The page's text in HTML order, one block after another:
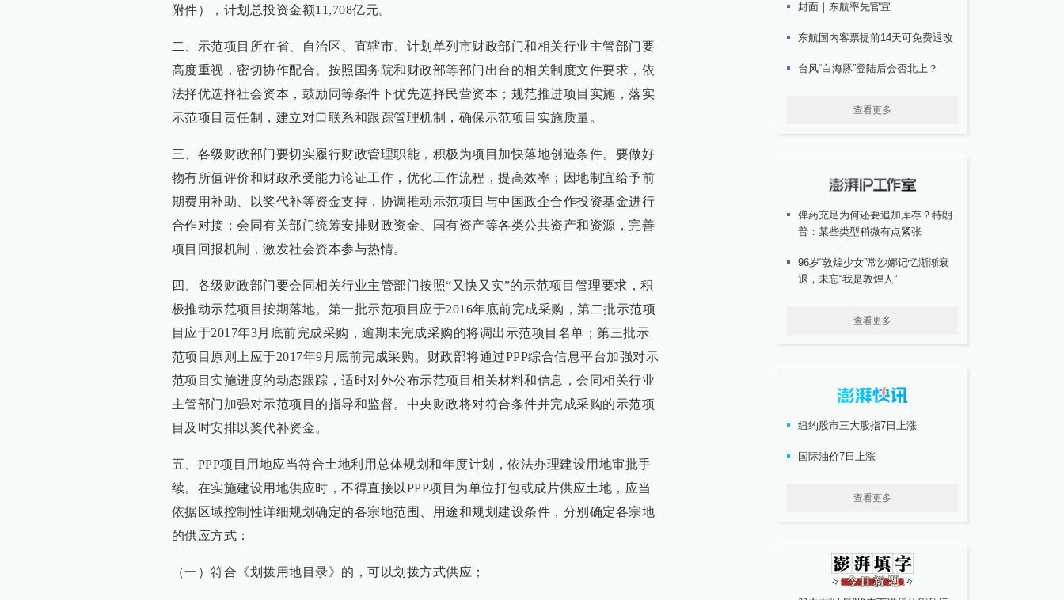
附件），计划总投资金额11,708亿元。
二、示范项目所在省、自治区、直辖市、计划单列市财政部门和相关行业主管部门要
高度重视，密切协作配合。按照国务院和财政部等部门出台的相关制度文件要求，依
法择优选择社会资本，鼓励同等条件下优先选择民营资本；规范推进项目实施，落实
示范项目责任制，建立对口联系和跟踪管理机制，确保示范项目实施质量。
三、各级财政部门要切实履行财政管理职能，积极为项目加快落地创造条件。要做好
物有所值评价和财政承受能力论证工作，优化工作流程，提高效率；因地制宜给予前
期费用补助、以奖代补等资金支持，协调推动示范项目与中国政企合作投资基金进行
合作对接；会同有关部门统筹安排财政资金、国有资产等各类公共资产和资源，完善
项目回报机制，激发社会资本参与热情。
四、各级财政部门要会同相关行业主管部门按照“又快又实”的示范项目管理要求，积
极推动示范项目按期落地。第一批示范项目应于2016年底前完成采购，第二批示范项
目应于2017年3月底前完成采购，逾期未完成采购的将调出示范项目名单；第三批示
范项目原则上应于2017年9月底前完成采购。财政部将通过PPP综合信息平台加强对示
范项目实施进度的动态跟踪，适时对外公布示范项目相关材料和信息，会同相关行业
主管部门加强对示范项目的指导和监督。中央财政将对符合条件并完成采购的示范项
目及时安排以奖代补资金。
五、PPP项目用地应当符合土地利用总体规划和年度计划，依法办理建设用地审批手
续。在实施建设用地供应时，不得直接以PPP项目为单位打包或成片供应土地，应当
依据区域控制性详细规划确定的各宗地范围、用途和规划建设条件，分别确定各宗地
的供应方式：
（一）符合《划拨用地目录》的，可以划拨方式供应；
封面｜东航率先官宣
东航国内客票提前14天可免费退改
台风“白海豚”登陆后会否北上？
查看更多
弹药充足为何还要追加库存？特朗
普：某些类型稍微有点紧张
96岁“敦煌少女”常沙娜记忆渐渐衰
退，未忘“我是敦煌人”
查看更多
纽约股市三大股指7日上涨
国际油价7日上涨
查看更多